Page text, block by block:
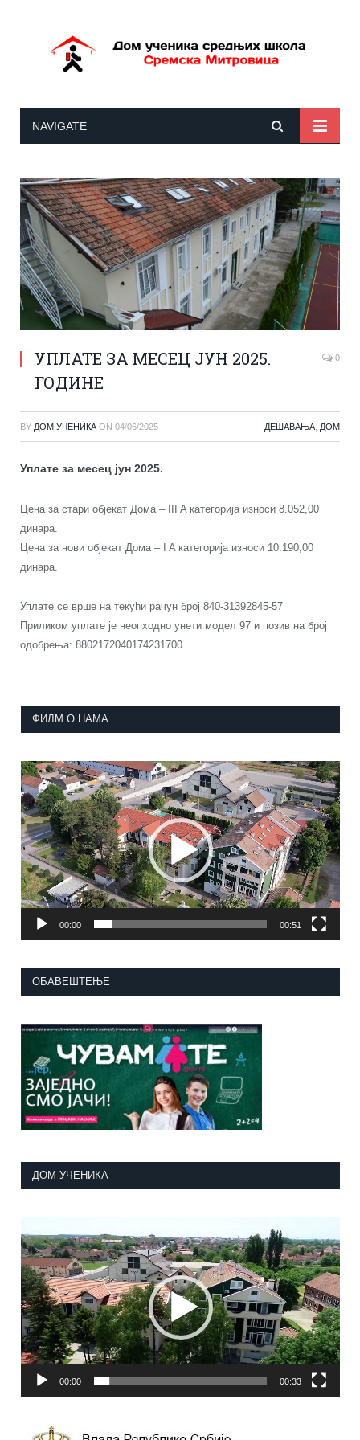
NAVIGATE
УПЛАТЕ ЗА МЕСЕЦ ЈУН 2025.
ГОДИНЕ
0
BY ДОМ УЧЕНИКА ON 04/06/2025 ДЕШАВАЊА, ДОМ
Уплате за месец јун 2025.
Цена за стари објекат Дома – III A категорија износи 8.052,00
динара.
Цена за нови објекат Дома – I A категорија износи 10.190,00
динара.
Уплате се врше на текући рачун број 840-31392845-57
Приликом уплате је неопходно унети модел 97 и позив на број
одобрења: 8802172040174231700
ФИЛМ О НАМА
Прегледач
видео
записа
00:00 00:51
ОБАВЕШТЕЊЕ
ДОМ УЧЕНИКА
видео
записа
00:00 00:33